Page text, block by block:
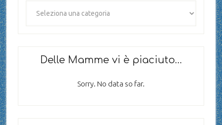
Delle Mamme vi è piaciuto…
Sorry. No data so far.